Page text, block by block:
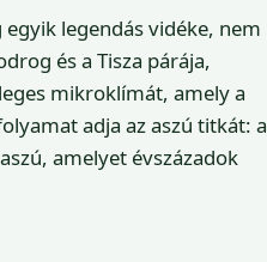
legendás vidéke, nem
és a Tisza párája,
mikroklímát, amely a
adja az aszú titkát: a
amelyet évszázadok